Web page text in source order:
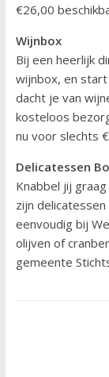
€26,00
Wijnbox
Bij een heerlijk
wijnbox, en
dacht je van
kosteloos
nu voor slechts
Delicatessen
Knabbel jij
zijn
eenvoudig bij
olijven of
gemeente